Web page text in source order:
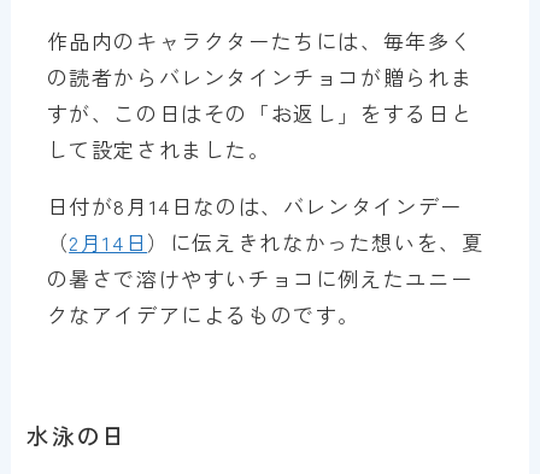
作品内のキャラクターたちには、毎年多く
の読者からバレンタインチョコが贈られま
すが、この日はその「お返し」をする日と
して設定されました。
日付が8月14日なのは、バレンタインデー
（2月14日 ）に伝えきれなかった想いを、夏
の暑さで溶けやすいチョコに例えたユニー
クなアイデアによるものです。
水泳の日